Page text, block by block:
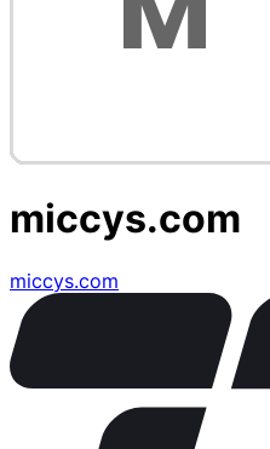
miccys.com
miccys.com